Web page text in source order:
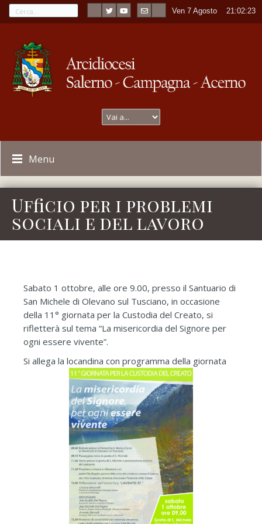
Ven 7 Agosto ----21:02:23
Menu
Ufficio per i problemi
sociali e del lavoro
Sabato 1 ottobre, alle ore 9.00, presso il Santuario di
San Michele di Olevano sul Tusciano, in occasione
della 11° giornata per la Custodia del Creato, si
rifletterà sul tema “La misericordia del Signore per
ogni essere vivente”.
Si allega la locandina con programma della giornata